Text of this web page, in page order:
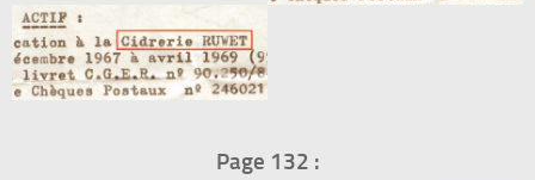
Page 132 :